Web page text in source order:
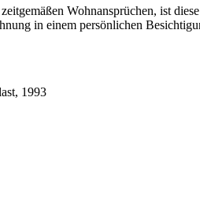
Wohnansprüchen, ist
in einem persönlichen
1993